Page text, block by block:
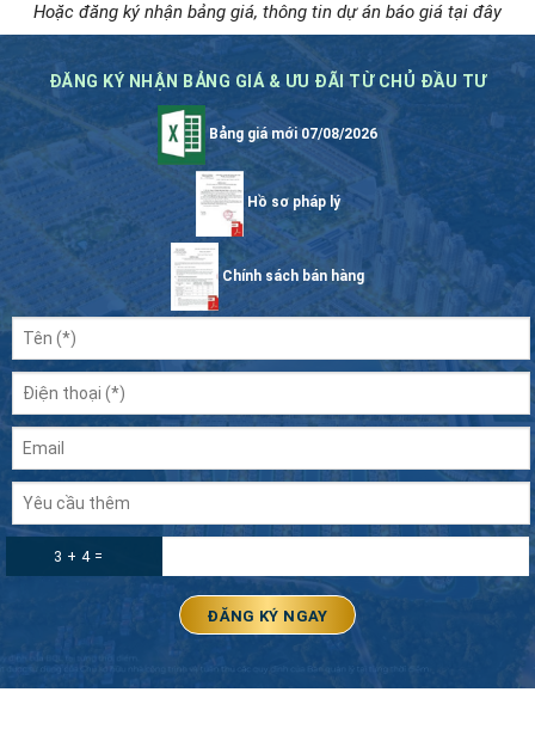
Hoặc đăng ký nhận bảng giá, thông tin dự án báo giá tại đây
ĐĂNG KÝ NHẬN BẢNG GIÁ & ƯU ĐÃI TỪ CHỦ ĐẦU TƯ
Bảng giá mới 07/08/2026
Hồ sơ pháp lý
Chính sách bán hàng
3 + 4 =